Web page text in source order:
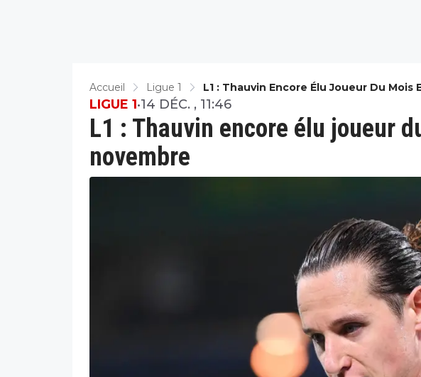
Accueil Ligue 1 L1 : Thauvin Encore Élu Joueur Du Mois
L1 : Thauvin encore élu joueur
novembre
LIGUE 1•14 DÉC. , 11:46